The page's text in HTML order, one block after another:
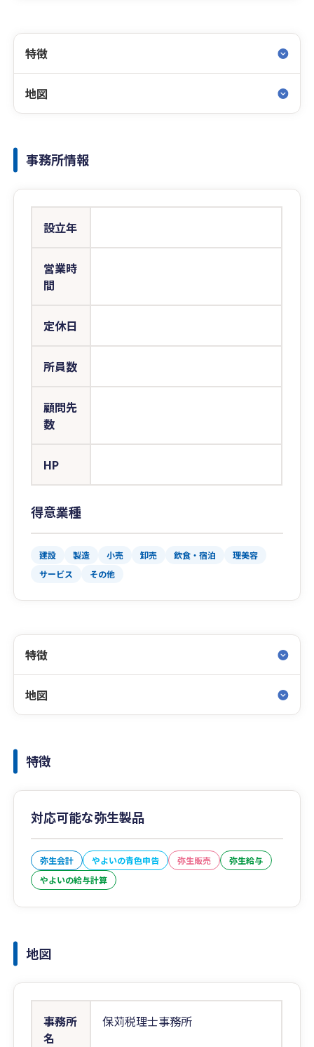
特徴
地図
事務所情報
設立年
営業時
間
定休日
所員数
顧問先
数
HP
得意業種
建設 製造 小売 卸売 飲食・宿泊
理美容
サービス
その他
特徴
地図
特徴
対応可能な弥生製品
弥生会計 やよいの青色申告 弥生販売
弥生給与
やよいの給与計算
地図
事務所
名
保苅税理士事務所